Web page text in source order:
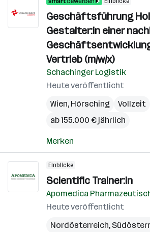
Geschäftsführung
Gestalter:in einer
Vertrieb (m/w/x)
Schachinger Logistik
Heute veröffentlicht
Wien, Hörsching Vollzeit
ab 155.000 € jährlich
Merken
Einblicke
Scientific Trainer:in
Apomedica
Heute veröffentlicht
Nordösterreich,